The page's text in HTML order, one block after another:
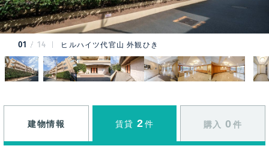
01 14 ヒルハイツ代官山 外観ひき
建物情報 賃貸 2 件 購入 0 件